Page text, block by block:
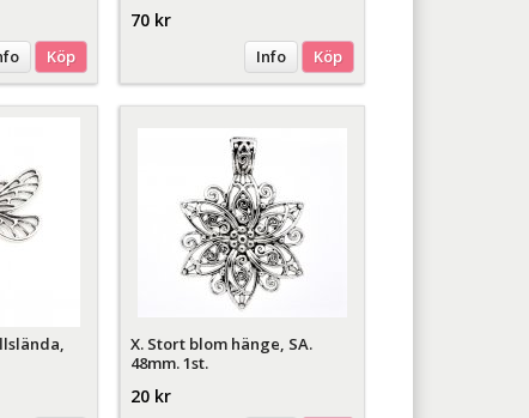
Köp
70 kr
Info Köp
X. Stort blom hänge, SA.
48mm. 1st.
20 kr